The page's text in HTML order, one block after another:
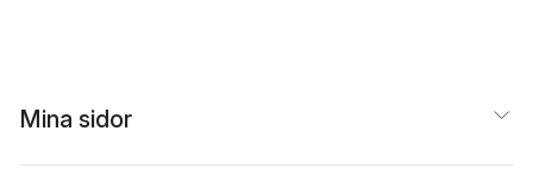
Mina sidor